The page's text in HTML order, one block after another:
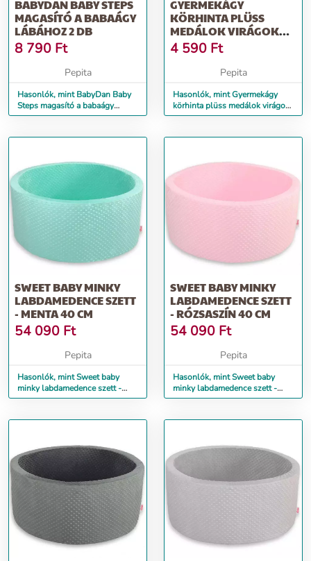
BABYDAN BABY STEPS
MAGASÍTÓ A BABAÁGY
LÁBÁHOZ 2 DB
8 790 Ft
Pepita
Hasonlók, mint BabyDan Baby
Steps magasító a babaágy
lábához 2 db
GYERMEKÁGY
KÖRHINTA PLÜSS
MEDÁLOK VIRÁGOK
SZÜRKE
4 590 Ft
Pepita
Hasonlók, mint Gyermekágy
körhinta plüss medálok virágok
szürke
SWEET BABY MINKY
LABDAMEDENCE SZETT
- MENTA 40 CM
54 090 Ft
Pepita
Hasonlók, mint Sweet baby
minky labdamedence szett -
menta 40 cm
SWEET BABY MINKY
LABDAMEDENCE SZETT
- RÓZSASZÍN 40 CM
54 090 Ft
Pepita
Hasonlók, mint Sweet baby
minky labdamedence szett -
rózsaszín 40 cm